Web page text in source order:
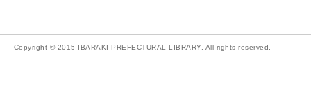
Copyright © 2015-IBARAKI PREFECTURAL LIBRARY. All rights reserved.